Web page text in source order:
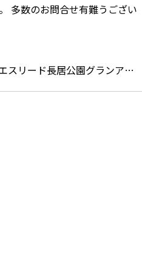
スリード長居公園グランア…